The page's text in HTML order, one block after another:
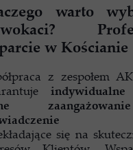
warto
w Kościanie
z zespołem
indywidualne
się na